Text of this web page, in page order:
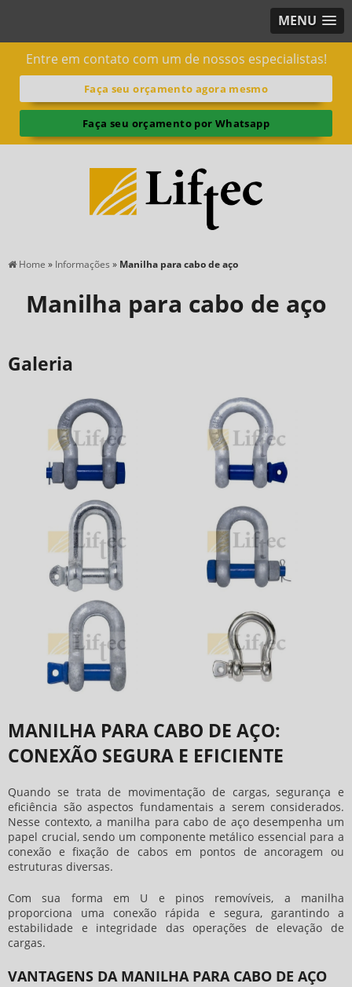
MENU
Entre em contato com um de nossos especialistas!
Faça seu orçamento agora mesmo
Faça seu orçamento por Whatsapp
Home » Informações » Manilha para cabo de aço
Manilha para cabo de aço
Galeria
MANILHA PARA CABO DE AÇO:
CONEXÃO SEGURA E EFICIENTE
Quando se trata de movimentação de cargas, segurança e
eficiência são aspectos fundamentais a serem considerados.
Nesse contexto, a manilha para cabo de açodesempenha um
papel crucial, sendo um componente metálico essencial para a
conexão e fixação de cabos em pontos de ancoragem ou
estruturas diversas.
Com sua forma em U e pinos removíveis, a manilha
proporciona uma conexão rápida e segura, garantindo a
estabilidade e integridade das operações de elevação de
cargas.
VANTAGENS DA MANILHA PARA CABO DE AÇO